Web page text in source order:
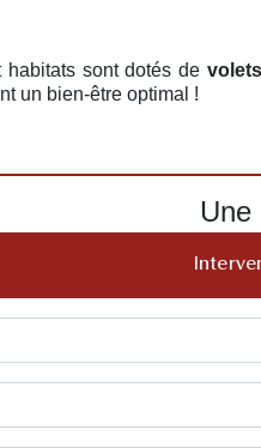
sont dotés de
un bien-être optimal !
Une